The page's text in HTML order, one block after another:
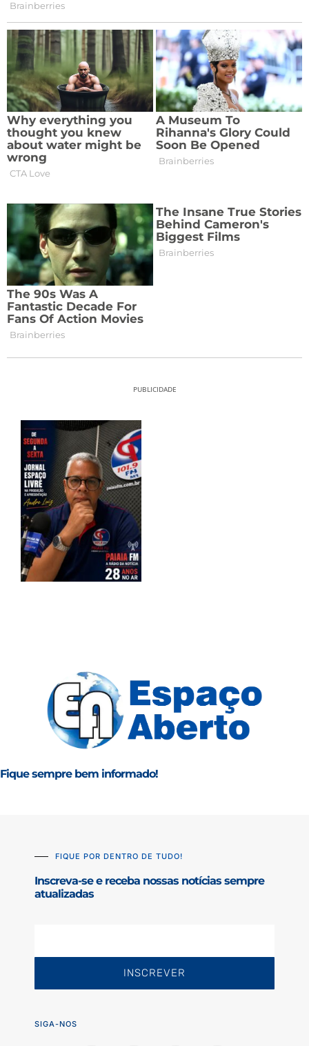
PUBLICIDADE
Fique sempre bem informado!
FIQUE POR DENTRO DE TUDO!
Inscreva-se e receba nossas notícias sempre
atualizadas
INSCREVER
SIGA-NOS